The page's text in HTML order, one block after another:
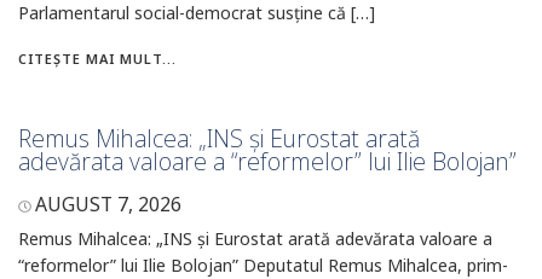
Parlamentarul social-democrat susține că […]
CITEȘTE MAI MULT...
Remus Mihalcea: „INS și Eurostat arată
adevărata valoare a “reformelor” lui Ilie Bolojan”
AUGUST 7, 2026
Remus Mihalcea: „INS și Eurostat arată adevărata valoare a
“reformelor” lui Ilie Bolojan” Deputatul Remus Mihalcea, prim-